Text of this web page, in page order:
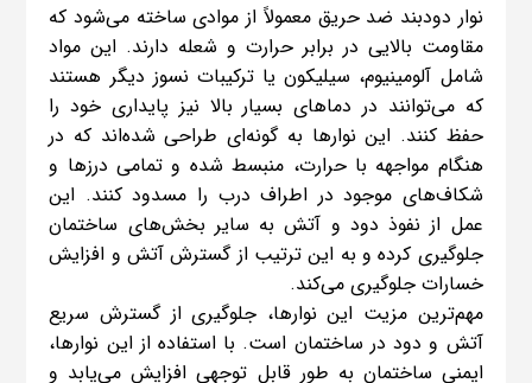
نوار دودبند ضد حریق معمولاً از موادی ساخته می‌شود که
مقاومت بالایی در برابر حرارت و شعله دارند. این مواد
شامل آلومینیوم، سیلیکون یا ترکیبات نسوز دیگر هستند
که می‌توانند در دماهای بسیار بالا نیز پایداری خود را
حفظ کنند. این نوارها به گونه‌ای طراحی شده‌اند که در
هنگام مواجهه با حرارت، منبسط شده و تمامی درزها و
شکاف‌های موجود در اطراف درب را مسدود کنند. این
عمل از نفوذ دود و آتش به سایر بخش‌های ساختمان
جلوگیری کرده و به این ترتیب از گسترش آتش و افزایش
خسارات جلوگیری می‌کند.
مهم‌ترین مزیت این نوارها، جلوگیری از گسترش سریع
آتش و دود در ساختمان است. با استفاده از این نوارها،
ایمنی ساختمان به طور قابل توجهی افزایش می‌یابد و